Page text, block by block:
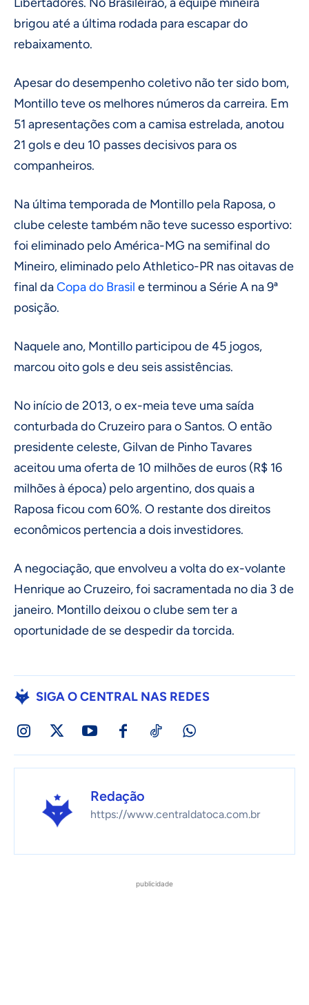
brigou até a última rodada para escapar do
rebaixamento.
Apesar do desempenho coletivo não ter sido bom,
Montillo teve os melhores números da carreira. Em
51 apresentações com a camisa estrelada, anotou
21 gols e deu 10 passes decisivos para os
companheiros.
Na última temporada de Montillo pela Raposa, o
clube celeste também não teve sucesso esportivo:
foi eliminado pelo América-MG na semifinal do
Mineiro, eliminado pelo Athletico-PR nas oitavas de
final daCopa do Brasil e terminou a Série A na 9ª
posição.
Naquele ano, Montillo participou de 45 jogos,
marcou oito gols e deu seis assistências.
No início de 2013, o ex-meia teve uma saída
conturbada do Cruzeiro para o Santos. O então
presidente celeste, Gilvan de Pinho Tavares
aceitou uma oferta de 10 milhões de euros (R$ 16
milhões à época) pelo argentino, dos quais a
Raposa ficou com 60%. O restante dos direitos
econômicos pertencia a dois investidores.
A negociação, que envolveu a volta do ex-volante
Henrique ao Cruzeiro, foi sacramentada no dia 3 de
janeiro. Montillo deixou o clube sem ter a
oportunidade de se despedir da torcida.
SIGA O CENTRAL NAS REDES
Redação
https://www.centraldatoca.com.br
publicidade